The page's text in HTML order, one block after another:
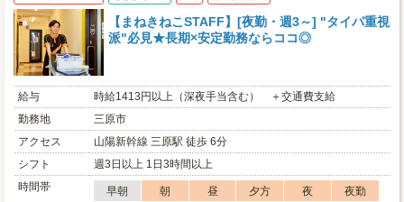
【まねきねこSTAFF】[夜勤・週3～] "タイパ重視
派"必見★長期×安定勤務ならココ◎
給与
時給1413円以上（深夜手当含む） ＋交通費支給
勤務地
三原市
アクセス
山陽新幹線 三原駅 徒歩 6分
シフト
週3日以上 1日3時間以上
時間帯
早朝 朝 昼 夕方 夜
夜勤